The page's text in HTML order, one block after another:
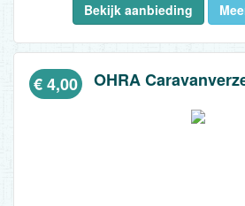
Bekijk aanbieding
€ 4,00 OHRA